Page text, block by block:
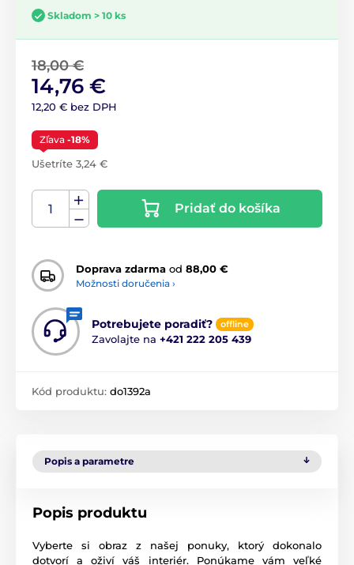
Skladom > 10 ks
18,00 €
14,76 €
12,20 € bez DPH
Zľava -18%
Ušetríte 3,24 €
Pridať do košíka
Doprava zdarma od 88,00 €
Možnosti doručenia ›
Potrebujete poradiť? offline
Zavolajte na +421 222 205 439
Kód produktu: do1392a
Popis a parametre
Popis produktu
Vyberte si obraz z našej ponuky, ktorý dokonalo
dotvorí a oživí váš interiér. Ponúkame vám veľké